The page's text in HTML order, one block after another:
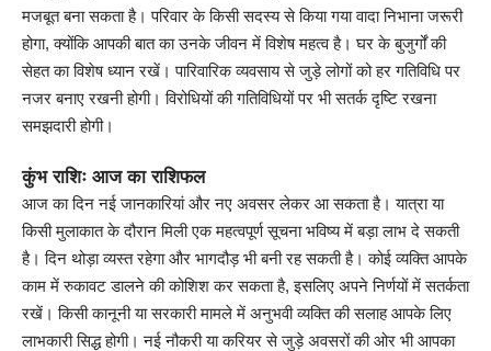
मजबूत बना सकता है। परिवार के किसी सदस्य से किया गया वादा निभाना जरूरी
होगा, क्योंकि आपकी बात का उनके जीवन में विशेष महत्व है। घर के बुजुर्गों की
सेहत का विशेष ध्यान रखें। पारिवारिक व्यवसाय से जुड़े लोगों को हर गतिविधि पर
नजर बनाए रखनी होगी। विरोधियों की गतिविधियों पर भी सतर्क दृष्टि रखना
समझदारी होगी।
कुंभ राशिः आज का राशिफल
आज का दिन नई जानकारियां और नए अवसर लेकर आ सकता है। यात्रा या
किसी मुलाकात के दौरान मिली एक महत्वपूर्ण सूचना भविष्य में बड़ा लाभ दे सकती
है। दिन थोड़ा व्यस्त रहेगा और भागदौड़ भी बनी रह सकती है। कोई व्यक्ति आपके
काम में रुकावट डालने की कोशिश कर सकता है, इसलिए अपने निर्णयों में सतर्कता
रखें। किसी कानूनी या सरकारी मामले में अनुभवी व्यक्ति की सलाह आपके लिए
लाभकारी सिद्ध होगी। नई नौकरी या करियर से जुड़े अवसरों की ओर भी आपका